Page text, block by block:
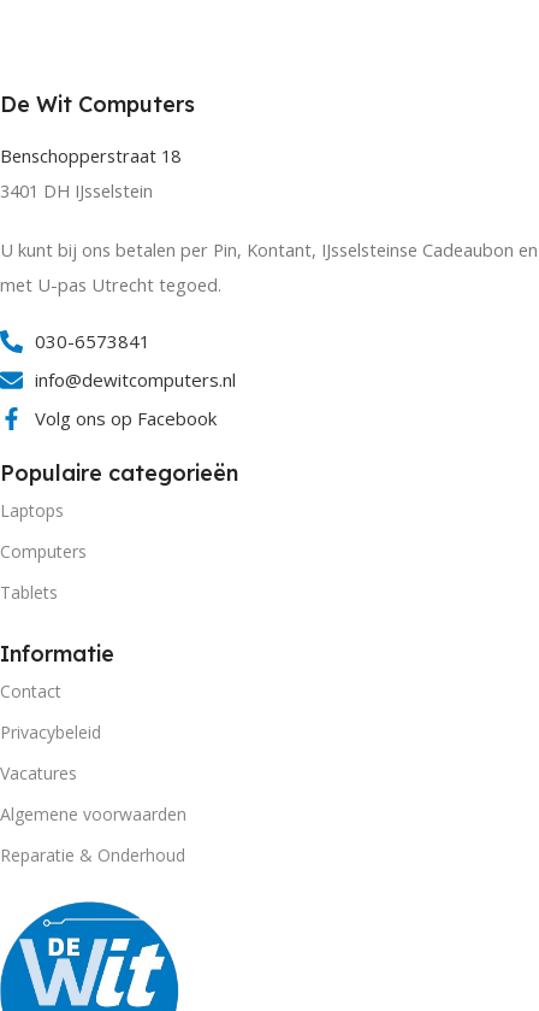
De Wit Computers
Benschopperstraat 18
3401 DH IJsselstein
U kunt bij ons betalen per Pin, Kontant, IJsselsteinse Cadeaubon en
met U-pas Utrecht tegoed.
030-6573841
info@dewitcomputers.nl
Volg ons op Facebook
Populaire categorieën
Laptops
Computers
Tablets
Informatie
Contact
Privacybeleid
Vacatures
Algemene voorwaarden
Reparatie & Onderhoud